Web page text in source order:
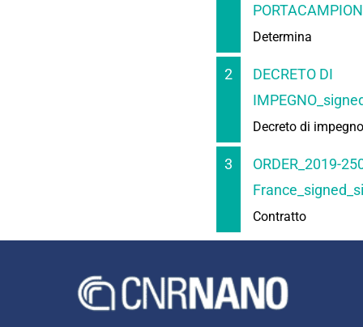
Determina
2
DECRETO DI
Decreto di impegno
3
ORDER_2019-
Contratto